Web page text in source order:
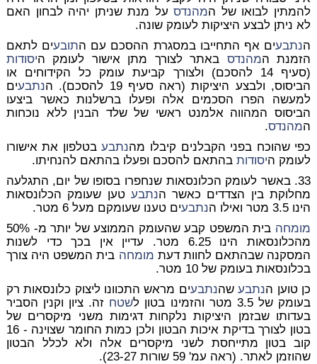
להמתין לבואו של המהנדסעל מנת שניתן יהיה לבחון האם
לא ניתן לבצע היציקות לעומק שונה.
הנתבעים אף התחייבו במסגרת ההסכם עם התובעים לתאם
הזמנת המהנדס באתר לצורך מתן אישור לעומק היסודות
(סעיף 14 להסכם) ולצורך קביעת עומק כל הקידוחים או
הביסוס, ולבצע היציקות (ראה סעיף 19 להסכם). ה
נתבעים
למעשה הפרו הסכמים אלה ופעלו ברשלנות כאשר ביצעו
הביסוס המהווה אלמנט ראשי של שלד הבנין ללא נוכחות
המהנדס.
כפי שהוכח בפני הקבלנים קיבלו מהנתבעבטלפון את אישורו
לעומק היסודותבהתאם להסכם ופעלו בהתאם להנחיתו.
33. באשר לעומק הכלונסאות שנחפרו בסופו של יום, התגלעה
מחלוקת בין הצדדים כאשר הנתבע טען שעומק הכלונסאות
הינו 3.5 מטר ואילו ה
נתבעים טענו שעומקם מעל 6 מטר.
מומחה
בית המשפט קבע שהעומק הממוצע של יותר מ- 50%
מהכלונסאות הינו 6.25 מטר. עדיין אין בכך כדי לשנות
המסקנה שבהתאם לחוות דעת מומחה בית המשפט היה צורך
בכלונסאות בעומק של 10 מטר.
כן טוען הנתבעשהנתבעים מראש התכוונו ליצוק כלונסאות רק
בעומק של 3.5 מטר והזמינו בטון ל
שטח זה. ציון וקנין הסביר
בעדותו שבזמן היציקות נלקחות דגימות משני מיקסרים של
בטון לצורך בדיקת איכות הבטון ולכן כמות החומר שצוינה - 16
קוב בטון מתייחסת לשני מיקסרים אלה ולא לכלל הבטון
שהוזמן לאתר. (ראה עמ' 59 שורות 23-27).